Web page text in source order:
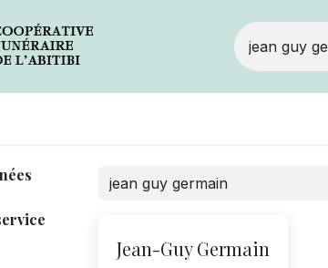
Jean-Guy Germain